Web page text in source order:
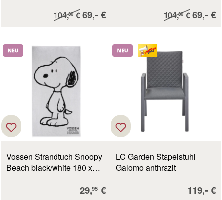
Regulärer Preis:
104,80€Verkaufspreis:
69,- € Regulärer Preis:
104,80€69,- €
Vossen Strandtuch Snoopy
Beach black/white 180 x
Verkaufspreis:
29,95 €
LC Garden Stapelstuhl
Galomo anthrazit
119,- €